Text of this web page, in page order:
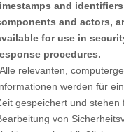
and
and actors,
for use in
procedures.
relevanten,
werden für
gespeichert und stehen
von